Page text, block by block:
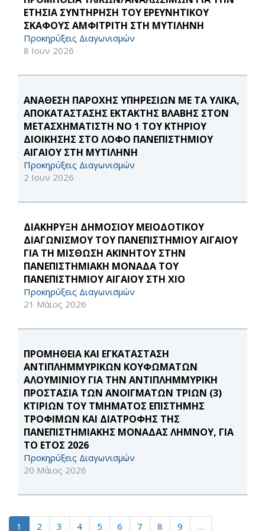
ΕΤΗΣΙΑ ΣΥΝΤΗΡΗΣΗ ΤΟΥ ΕΡΕΥΝΗΤΙΚΟΥ
ΣΚΑΦΟΥΣ ΑΜΦΙΤΡΙΤΗ ΣΤΗ ΜΥΤΙΛΗΝΗ
Προκηρύξεις Διαγωνισμών
8 Ιουν 2026
ΑΝΑΘΕΣΗ ΠΑΡΟΧΗΣ ΥΠΗΡΕΣΙΩΝ ΜΕ ΤΑ ΥΛΙΚΑ,
ΑΠΟΚΑΤΑΣΤΑΣΗΣ ΕΚΤΑΚΤΗΣ ΒΛΑΒΗΣ ΣΤΟΝ
ΜΕΤΑΣΧΗΜΑΤΙΣΤΗ ΝΟ 1 ΤΟΥ ΚΤΗΡΙΟΥ
ΔΙΟΙΚΗΣΗΣ ΣΤΟ ΛΟΦΟ ΠΑΝΕΠΙΣΤΗΜΙΟΥ
ΑΙΓΑΙΟΥ ΣΤΗ ΜΥΤΙΛΗΝΗ
Προκηρύξεις Διαγωνισμών
2 Ιουν 2026
ΔΙΑΚΗΡΥΞΗ ΔΗΜΟΣΙΟΥ ΜΕΙΟΔΟΤΙΚΟΥ
ΔΙΑΓΩΝΙΣΜΟΥ ΤΟΥ ΠΑΝΕΠΙΣΤΗΜΙΟΥ ΑΙΓΑΙΟΥ
ΓΙΑ ΤΗ ΜΙΣΘΩΣΗ ΑΚΙΝΗΤΟΥ ΣΤΗΝ
ΠΑΝΕΠΙΣΤΗΜΙΑΚΗ ΜΟΝΑΔΑ ΤΟΥ
ΠΑΝΕΠΙΣΤΗΜΙΟΥ ΑΙΓΑΙΟΥ ΣΤΗ ΧΙΟ
Προκηρύξεις Διαγωνισμών
21 Μάιος 2026
ΠΡΟΜΗΘΕΙΑ ΚΑΙ ΕΓΚΑΤΑΣΤΑΣΗ
ΑΝΤΙΠΛΗΜΜΥΡΙΚΩΝ ΚΟΥΦΩΜΑΤΩΝ
ΑΛΟΥΜΙΝΙΟΥ ΓΙΑ ΤΗΝ ΑΝΤΙΠΛΗΜΜΥΡΙΚΗ
ΠΡΟΣΤΑΣΙΑ ΤΩΝ ΑΝΟΙΓΜΑΤΩΝ ΤΡΙΩΝ (3)
ΚΤΙΡΙΩΝ ΤΟΥ ΤΜΗΜΑΤΟΣ ΕΠΙΣΤΗΜΗΣ
ΤΡΟΦΙΜΩΝ ΚΑΙ ΔΙΑΤΡΟΦΗΣ ΤΗΣ
ΠΑΝΕΠΙΣΤΗΜΙΑΚΗΣ ΜΟΝΑΔΑΣ ΛΗΜΝΟΥ, ΓΙΑ
ΤΟ ΕΤΟΣ 2026
Προκηρύξεις Διαγωνισμών
20 Μάιος 2026
1 2 3 4 5 6 7 8 9
…